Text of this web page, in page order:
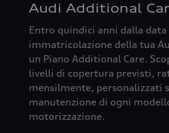
Audi Additional
Entro quindici anni dalla
immatricolazione della tua
un Piano Additional Care.
livelli di copertura previsti,
mensilmente, personalizzati
manutenzione di ogni
motorizzazione.